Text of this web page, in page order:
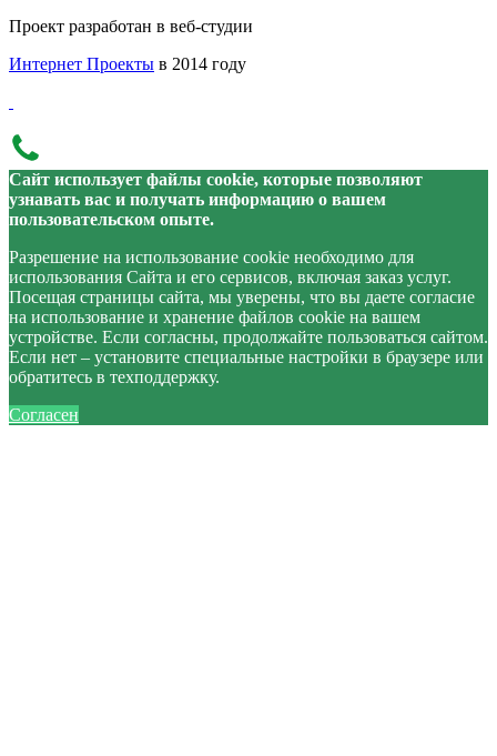
Проект разработан в веб-студии
Интернет Проекты в 2014 году
Сайт использует файлы cookie, которые позволяют
узнавать вас и получать информацию о вашем
пользовательском опыте.
Разрешение на использование cookie необходимо для
использования Сайта и его сервисов, включая заказ услуг.
Посещая страницы сайта, мы уверены, что вы даете согласие
на использование и хранение файлов cookie на вашем
устройстве. Если согласны, продолжайте пользоваться сайтом.
Если нет – установите специальные настройки в браузере или
обратитесь в техподдержку.
Согласен